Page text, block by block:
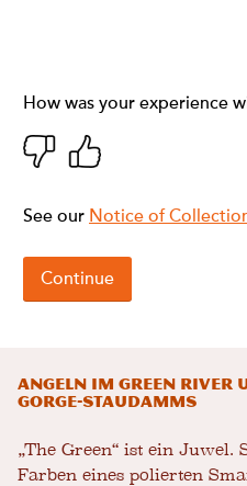
Angeln im Green
Gorge-Staudamms
„The Green“ ist ein Juwel.
Farben eines polierten